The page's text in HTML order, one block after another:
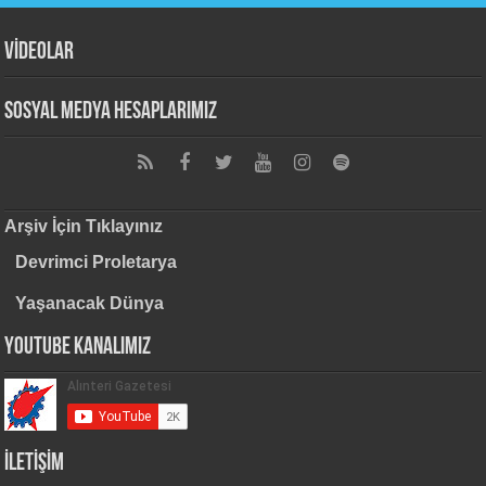
VİDEOLAR
Sosyal Medya Hesaplarımız
Arşiv İçin Tıklayınız
Devrimci Proletarya
Yaşanacak Dünya
Youtube Kanalımız
İLETİŞİM